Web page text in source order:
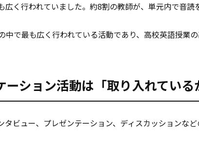
広く行われていました。約8割の教師が、単元内で音読
中で最も広く行われている活動であり、高校英語授業
ーション活動は「取り入れている
タビュー、プレゼンテーション、ディスカッションな